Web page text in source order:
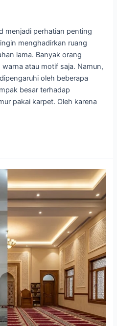
menjadi perhatian penting
menghadirkan ruang
lama. Banyak orang
atau motif saja. Namun,
oleh beberapa
besar terhadap
pakai karpet. Oleh karena